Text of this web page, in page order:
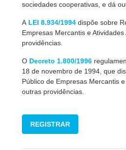
sociedades cooperativas, e dá
A LEI 8.934/1994 dispõe sobre
Empresas Mercantis e
providências.
O Decreto 1.800/1996
18 de novembro de 1994, que
Público de Empresas Mercantis
outras providências.
REGISTRAR